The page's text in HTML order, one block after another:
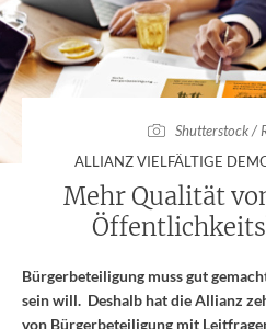
Shutterstock /
ALLIANZ VIELFÄLTIGE
Mehr Qualität
Bürgerbeteiligung muss gut
sein will. Deshalb hat die Allianz
von Bürgerbeteiligung mit